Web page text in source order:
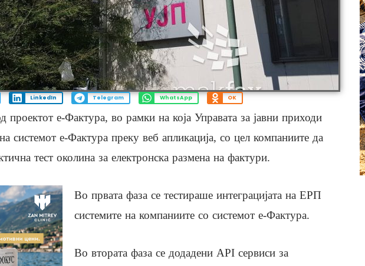
LinkedIn Telegram WhatsApp OK
проектот е-Фактура, во рамки на која Управата за јавни приходи
системот е-Фактура преку веб апликација, со цел компаниите да
тест околина за електронска размена на фактури.
Во првата фаза се тестираше интеграцијата на ЕРП
системите на компаниите со системот е-Фактура.
Во втората фаза се додадени API сервиси за